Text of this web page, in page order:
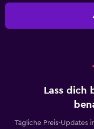
Lass dich
Tägliche Preis-Updates